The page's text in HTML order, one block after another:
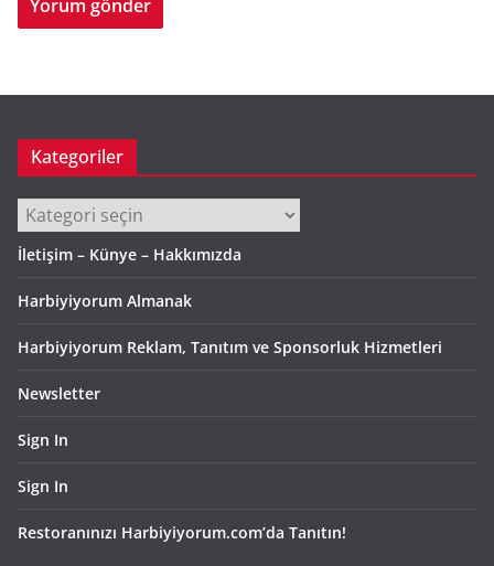
Kategoriler
Kategoriler
İletişim – Künye – Hakkımızda
Harbiyiyorum Almanak
Harbiyiyorum Reklam, Tanıtım ve Sponsorluk Hizmetleri
Newsletter
Sign In
Sign In
Restoranınızı Harbiyiyorum.com’da Tanıtın!